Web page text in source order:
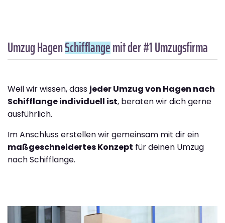
Umzug HagenSchifflangemit der #1 Umzugsfirma
Weil wir wissen, dass jeder Umzug von Hagen nach
Schifflange individuell ist, beraten wir dich gerne
ausführlich.
Im Anschluss erstellen wir gemeinsam mit dir ein
maßgeschneidertes Konzept für deinen Umzug
nach Schifflange.